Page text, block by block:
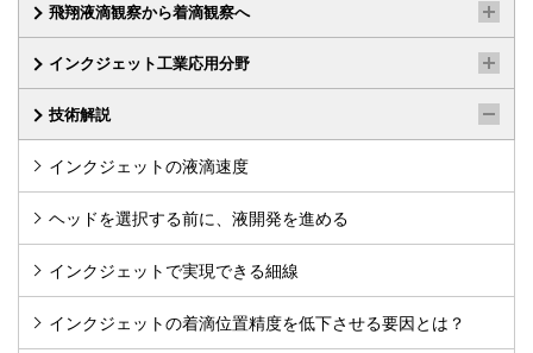
飛翔液滴観察から着滴観察へ
インクジェット工業応用分野
技術解説
インクジェットの液滴速度
ヘッドを選択する前に、液開発を進める
インクジェットで実現できる細線
インクジェットの着滴位置精度を低下させる要因とは？